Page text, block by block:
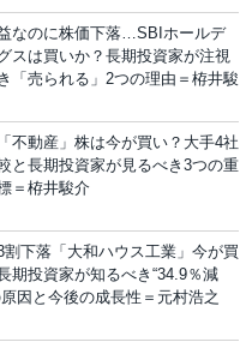
なのに株価下落…SBIホールデ
スは買いか？長期投資家が注視
「売られる」2つの理由＝栫井駿
不動産」株は今が買い？大手4社
と長期投資家が見るべき3つの重
＝栫井駿介
割下落「大和ハウス工業」今が買
期投資家が知るべき“34.9％減
原因と今後の成長性＝元村浩之